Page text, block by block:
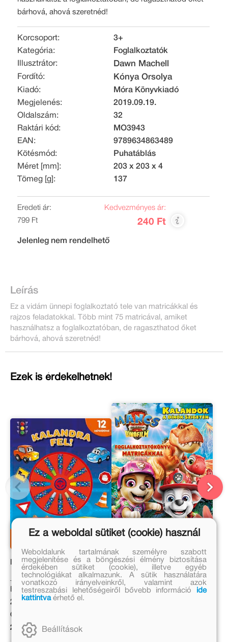
bárhová, ahová szeretnéd!
Korcsoport:
3+
Kategória:
Foglalkoztatók
Illusztrátor:
Dawn Machell
Fordító: Kónya Orsolya
Kiadó:
Móra Könyvkiadó
Megjelenés:
2019.09.19.
Oldalszám:
32
Raktári kód:
MO3943
EAN:
9789634863489
Kötésmód:
Puhatáblás
Méret [mm]:
203 x 203 x 4
Tömeg [g]:
137
Eredeti ár:
799 Ft
Kedvezményes ár:
240 Ft
Jelenleg nem rendelhető
Leírás
Ez a vidám ünnepi foglalkoztató tele van matricákkal és
rajzos feladatokkal. Több mint 75 matricával, amiket
használhatsz a foglalkoztatóban, de ragaszthatod őket
bárhová, ahová szeretnéd!
Ezek is érdekelhetnek!
Kalandra fel!
Eredeti ár:
2 499 Ft
Online ár:
2 049 Ft
Mancs Őrjárat. A dinófilm
– Kalandok a dinók
szigetén
Eredeti ár:
Ez a weboldal sütiket (cookie) használ
Weboldalunk tartalmának személyre szabott
megjelenítése és a böngészési élmény biztosítása
érdekében sütiket (cookie), illetve egyéb
technológiákat alkalmazunk. A sütik használatára
vonatkozó irányelveinkről, valamint azok
testreszabási lehetőségeiről bővebb információ
ide
kattintvaérhető el.
Beállítások